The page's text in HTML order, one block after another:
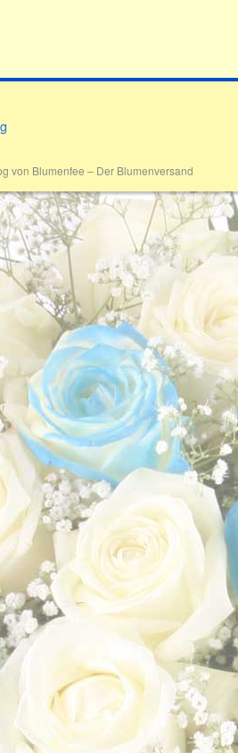
von Blumenfee – Der Blumenversand